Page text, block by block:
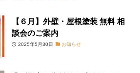
【６月】外壁・屋根塗装 無料 相
談会のご案内
2025年5月30日 お知らせ